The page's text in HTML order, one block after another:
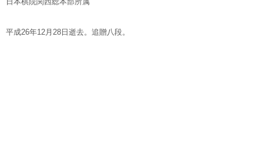
平成26年12月28日逝去。追贈八段。